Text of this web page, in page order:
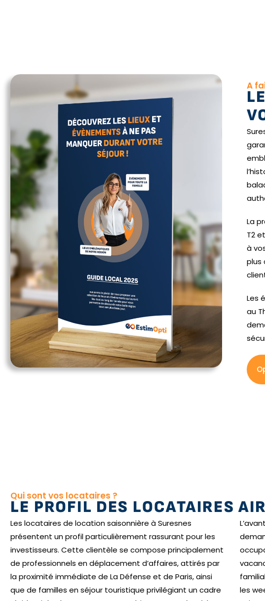
A
La
T2
à
plus
Les
au
Qui sont vos locataires ?
LE PROFIL DES LOCATAIRES
Les locataires de location saisonnière à Suresnes
présentent un profil particulièrement rassurant pour les
investisseurs. Cette clientèle se compose principalement
de professionnels en déplacement d’affaires, attirés par
la proximité immédiate de La Défense et de Paris, ainsi
que de familles en séjour touristique privilégiant un cadre
les